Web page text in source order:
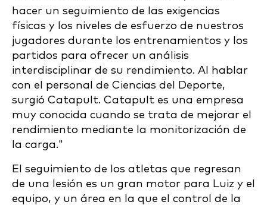
hacer un seguimiento de las exigencias
físicas y los niveles de esfuerzo de nuestros
jugadores durante los entrenamientos y los
partidos para ofrecer un análisis
interdisciplinar de su rendimiento. Al hablar
con el personal de Ciencias del Deporte,
surgió Catapult. Catapult es una empresa
muy conocida cuando se trata de mejorar el
rendimiento mediante la monitorización de
la carga."
El seguimiento de los atletas que regresan
de una lesión es un gran motor para Luiz y el
equipo, y un área en la que el control de la